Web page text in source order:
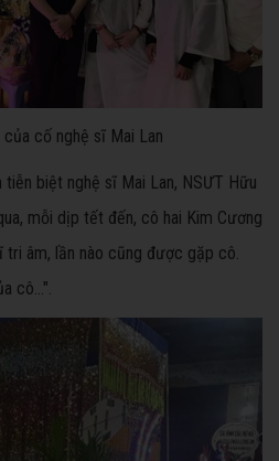
cố nghệ sĩ Mai Lan
tiễn biệt nghệ sĩ Mai Lan, NSƯT Hữu
mỗi dịp tết đến, cô hai Kim Cương
âm, lần nào cũng được gặp cô.
cô...".